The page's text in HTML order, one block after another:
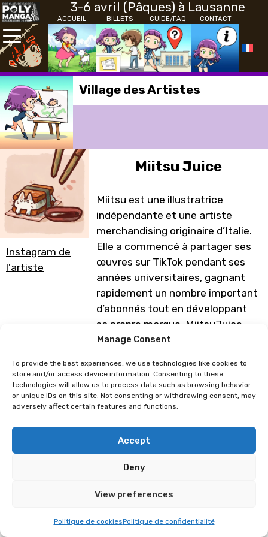
Manage Consent
To provide the best experiences, we use technologies like cookies to
store and/or access device information. Consenting to these
technologies will allow us to process data such as browsing behavior
or unique IDs on this site. Not consenting or withdrawing consent, may
adversely affect certain features and functions.
Accept
Deny
View preferences
Politique de cookiesPolitique de confidentialité
3-6 avril (Pâques) à Lausanne
ACCUEIL BILLETS GUIDE/FAQ CONTACT
Village des Artistes
Instagram de
l'artiste
Miitsu Juice
Miitsu est une illustratrice
indépendante et une artiste
merchandising originaire d’Italie.
Elle a commencé à partager ses
œuvres sur TikTok pendant ses
années universitaires, gagnant
rapidement un nombre important
d’abonnés tout en développant
sa propre marque, MiitsuJuice,
qu’elle a lancée juste après avoir
désormais ses créations en ligne
et en personne, travaillant dans
des allées d’artistes partout en
modification
La Dent Noire Elwensà